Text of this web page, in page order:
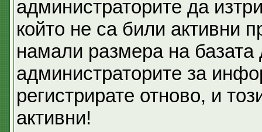
администраторите да
който не са били активни
намали размера на
администраторите за
регистрирате отново, и
активни!